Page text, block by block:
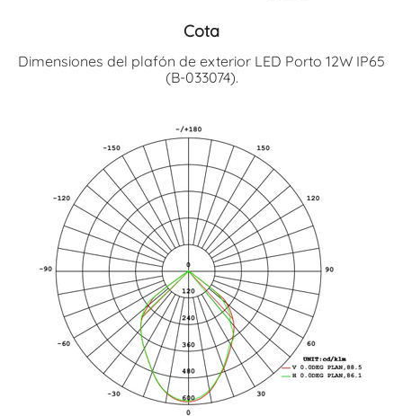
Cota
Dimensiones del plafón de exterior LED Porto 12W IP65
(B-033074).